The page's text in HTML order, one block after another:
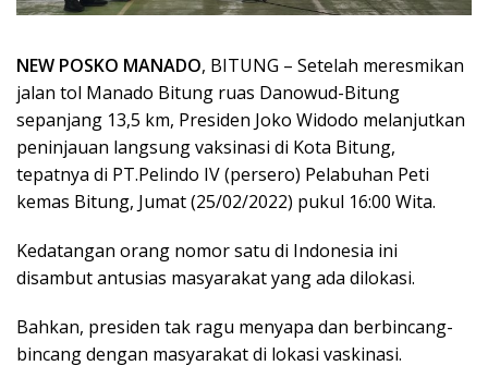
NEW POSKO MANADO, BITUNG – Setelah meresmikan
jalan tol Manado Bitung ruas Danowud-Bitung
sepanjang 13,5 km, Presiden Joko Widodo melanjutkan
peninjauan langsung vaksinasi di Kota Bitung,
tepatnya di PT.Pelindo IV (persero) Pelabuhan Peti
kemas Bitung, Jumat (25/02/2022) pukul 16:00 Wita.
Kedatangan orang nomor satu di Indonesia ini
disambut antusias masyarakat yang ada dilokasi.
Bahkan, presiden tak ragu menyapa dan berbincang-
bincang dengan masyarakat di lokasi vaskinasi.